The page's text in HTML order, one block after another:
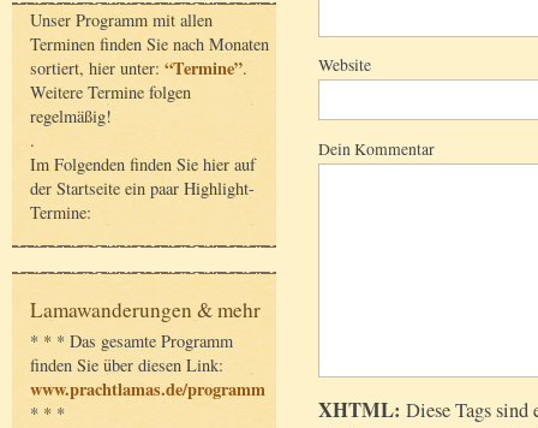
Unser Programm mit allen
Terminen finden Sie nach Monaten
sortiert, hier unter: “Termine”.
Weitere Termine folgen
regelmäßig!
.
Im Folgenden finden Sie hier auf
der Startseite ein paar Highlight-
Termine:
Lamawanderungen & mehr
* * * Das gesamte Programm
finden Sie über diesen Link:
www.prachtlamas.de/programm
* * *
Website
Dein Kommentar
XHTML: Diese Tags